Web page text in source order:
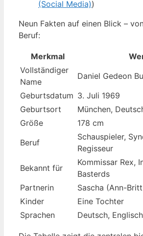
(Social Media))
Neun Fakten auf einen Blick –
Beruf:
Merkmal
Vollständiger
Name
Daniel Gedeon
Geburtsdatum 3. Juli 1969
Geburtsort
München,
Größe
178 cm
Beruf
Schauspieler,
Regisseur
Bekannt für
Kommissar Rex,
Basterds
Partnerin
Sascha (Ann-
Kinder
Eine Tochter
Sprachen
Deutsch, Englisch